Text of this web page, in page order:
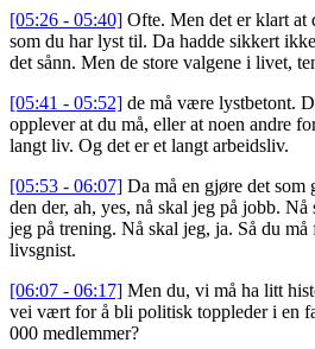
[05:26 - 05:40] Ofte. Men det er klart at
som du har lyst til. Da hadde sikkert
det sånn. Men de store valgene i livet,
[05:41 - 05:52] de må være lystbetont.
opplever at du må, eller at noen andre
langt liv. Og det er et langt arbeidsliv.
[05:53 - 06:07] Da må en gjøre det som
den der, ah, yes, nå skal jeg på jobb.
jeg på trening. Nå skal jeg, ja. Så du
livsgnist.
[06:07 - 06:17] Men du, vi må ha litt
vei vært for å bli politisk toppleder i en
000 medlemmer?